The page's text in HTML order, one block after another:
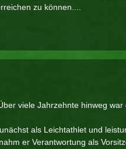
zu können....
viele Jahrzehnte hinweg
als Leichtathlet und
er Verantwortung als